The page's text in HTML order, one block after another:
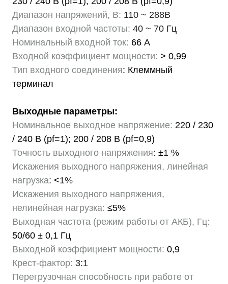
Диапазон напряжений, В: 110 ~ 288В
Диапазон входной частоты: 40 ~ 70 Гц
Номинальный входной ток: 66 А
Входной коэффициент мощности: > 0,99
Тип входного соединения: Клеммный
терминал
Выходные параметры:
Номинальное выходное напряжение: 220 / 230
/ 240 В (pf=1); 200 / 208 В (pf=0,9)
Точность выходного напряжения: ±1 %
Искажения выходного напряжения, линейная
нагрузка: <1%
Искажения выходного напряжения,
нелинейная нагрузка: ≤5%
Выходная частота (режим работы от АКБ), Гц:
50/60 ± 0,1 Гц
Выходной коэффициент мощности: 0,9
Крест-фактор: 3:1
Перегрузочная способность при работе от